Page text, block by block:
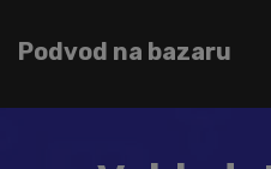
Podvod na bazaru